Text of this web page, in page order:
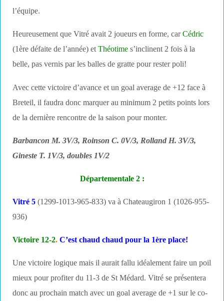
l’équipe.
Heureusement que Vitré avait 2 joueurs en forme, carCédric
(1ère défaite de l’année) etThéotime s’inclinent 2 fois à la
belle, pas vernis par les balles de gratte pour rester poli!
Avec cette victoire d’avance et un goal average de +12 face à
Breteil, il faudra donc marquer au minimum 2 petits points lors
de la dernière rencontre de la saison pour monter.
Barbancon M. 3V/3, Roinson C. 0V/3, Rolland H. 3V/3,
Gineste T. 1V/3, doubles 1V/2
Départementale 2 :
Vitré 5 (1299-1013-965-833) va à Chateaugiron 1 (1026-955-
936)
Victoire 12-2. C’est chaud chaud pour la 1ère place!
Une victoire logique mais il aurait fallu idéalement faire un poil
mieux pour profiter du 11-3 de St Médard. Vitré se présentera
donc au prochain match avec un goal average de +1 sur le co-